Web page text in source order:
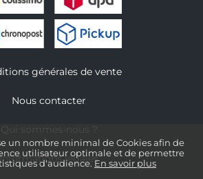
un nombre minimal de Cookies afin de
utilisateur optimale et de permettre
d'audience. En savoir plus
générales de vente
Nous contacter
Informations légales